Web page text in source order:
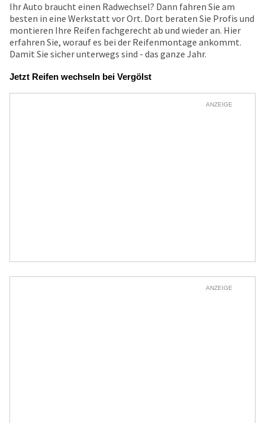
Ihr Auto braucht einen Radwechsel? Dann fahren Sie am
besten in eine Werkstatt vor Ort. Dort beraten Sie Profis und
montieren Ihre Reifen fachgerecht ab und wieder an. Hier
erfahren Sie, worauf es bei der Reifenmontage ankommt.
Damit Sie sicher unterwegs sind - das ganze Jahr.
Jetzt Reifen wechseln bei Vergölst
ANZEIGE
ANZEIGE